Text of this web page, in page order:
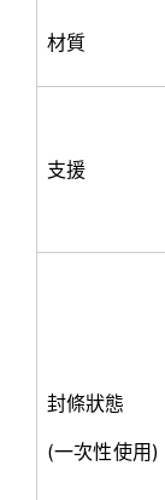
材質
支援
封條狀態
(一次性使用)